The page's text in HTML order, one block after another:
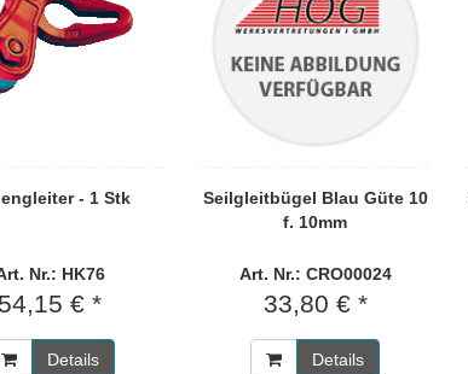
- 1 Stk
Nr.: HK76
€ *
Details
Seilgleitbügel Blau Güte 10
f. 10mm
Art. Nr.: CRO00024
33,80 € *
Details